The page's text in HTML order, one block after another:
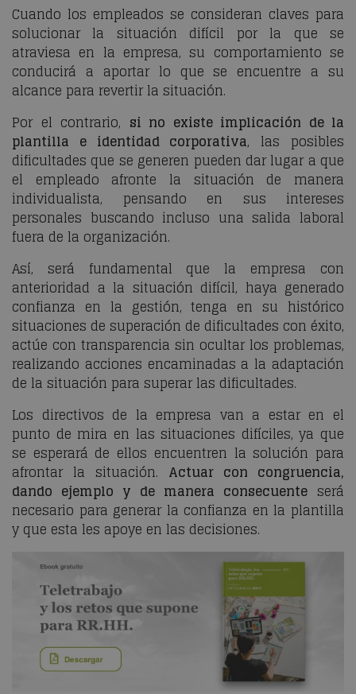
Cuando los empleados se consideran claves para
solucionar la situación difícil por la que se
atraviesa en la empresa, su comportamiento se
conducirá a aportar lo que se encuentre a su
alcance para revertir la situación.
Por el contrario, si no existe implicación de la
plantilla e identidad corporativa, las posibles
dificultades que se generen pueden dar lugar a que
el empleado afronte la situación de manera
individualista, pensando en sus intereses
personales buscando incluso una salida laboral
fuera de la organización.
Así, será fundamental que la empresa con
anterioridad a la situación difícil, haya generado
confianza en la gestión, tenga en su histórico
situaciones de superación de dificultades con éxito,
actúe con transparencia sin ocultar los problemas,
realizando acciones encaminadas a la adaptación
de la situación para superar las dificultades.
Los directivos de la empresa van a estar en el
punto de mira en las situaciones difíciles, ya que
se esperará de ellos encuentren la solución para
afrontar la situación. Actuar con congruencia,
dando ejemplo y de manera consecuente será
necesario para generar la confianza en la plantilla
y que esta les apoye en las decisiones.